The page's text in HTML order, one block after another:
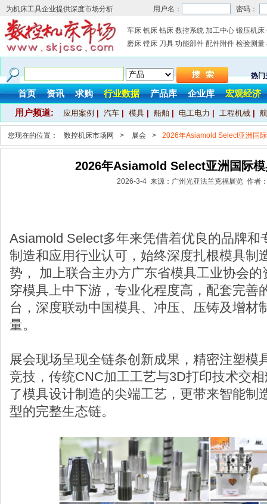
为机床工具企业提供深度市场分析 用户名： 密码：
车床 铣床 钻床 数控系统 加工中心 锻压机床
磨床 镗床 刀具 功能部件 配件附件 检验测量
热门
首页 资讯 求购 行业数据 产品库 企业库 宏观经济
用户频道: 应用案例 汽车 模具 船舶 电工电力 工程机械
您现在的位置： 数控机床市场网 > 展会 > 2026年Asiamold Select亚洲国
2026年Asiamold Select亚洲国际模
2026-3-4 来源：广州光亚法兰克福展览 作者
Asiamold Select多年来凭借着优良的品牌和
制造和应用行业认可，始终深度扎根模具制
势， 加上联合主办方广东省模具工业协会
穿模具上中下游，专业化程度高，配套完善
台，深度联动中国模具、冲压、压铸及增材
量。
展会现场呈现全链条创新成果，精密注塑模
竞技，传统CNC加工工艺与3D打印技术交
了模具设计制造的尖端工艺，更带来智能制
型的完整生态链。